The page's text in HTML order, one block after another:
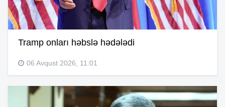
Tramp onları həbslə hədələdi
06 Avqust 2026, 11:01